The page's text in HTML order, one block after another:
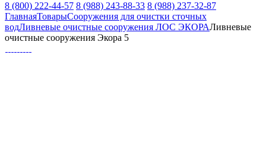
8 (800) 222-44-57 8 (988) 243-88-33 8 (988) 237-32-87
ГлавнаяТоварыСооружения для очистки сточных
водЛивневые очистные сооружения ЛОС ЭКОРАЛивневые
очистные сооружения Экора 5